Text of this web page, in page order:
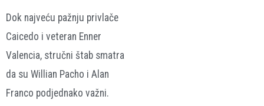
Dok najveću pažnju privlače
Caicedo i veteran Enner
Valencia, stručni štab smatra
da su Willian Pacho i Alan
Franco podjednako važni.